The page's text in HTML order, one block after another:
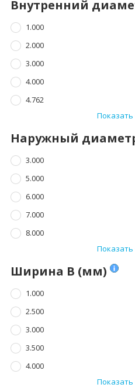
Внутренний
1.000
2.000
3.000
4.000
4.762
Наружный
3.000
5.000
6.000
7.000
8.000
Ширина B (мм)
1.000
2.500
3.000
3.500
4.000